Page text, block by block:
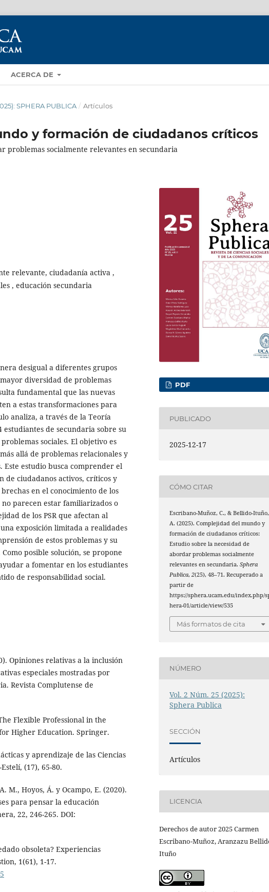
ACERCA DE
SPHERA PUBLICA / Artículos
y formación de ciudadanos críticos
problemas socialmente relevantes en secundaria
relevante, ciudadanía activa ,
, educación secundaria
desigual a diferentes grupos
diversidad de problemas
fundamental que las nuevas
a estas transformaciones para
analiza, a través de la Teoría
estudiantes de secundaria sobre su
sociales. El objetivo es
allá de problemas relacionales y
Este estudio busca comprender el
de ciudadanos activos, críticos y
en el conocimiento de los
parecen estar familiarizados o
de los PSR que afectan al
exposición limitada a realidades
de estos problemas y su
posible solución, se propone
a fomentar en los estudiantes
de responsabilidad social.
Opiniones relativas a la inclusión
especiales mostradas por
Revista Complutense de
Flexible Professional in the
Higher Education. Springer.
y aprendizaje de las Ciencias
(17), 65-80.
M., Hoyos, Á. y Ocampo, E. (2020).
para pensar la educación
22, 246-265. DOI:
obsoleta? Experiencias
1(61), 1-17.
PDF
PUBLICADO
2025-12-17
CÓMO CITAR
Escribano-Muñoz, C., & Bellido-Ituño,
A. (2025). Complejidad del mundo y
formación de ciudadanos críticos:
Estudio sobre la necesidad de
abordar problemas socialmente
relevantes en secundaria.Sphera
Publica,2(25), 48–71. Recuperado a
partir de
https://sphera.ucam.edu/index.php/
hera-01/article/view/535
Más formatos de cita
NÚMERO
Vol. 2 Núm. 25 (2025):
Sphera Publica
SECCIÓN
Artículos
LICENCIA
Derechos de autor 2025 Carmen
Escribano-Muñoz, Aranzazu
Ituño